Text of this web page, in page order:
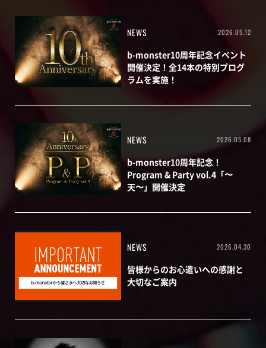
NEWS 2026.05.12
b-monster10周年記念イベント
開催決定！全14本の特別プログ
ラムを実施！
NEWS 2026.05.08
b-monster10周年記念！
Program & Party vol.4「〜
天〜」開催決定
NEWS 2026.04.30
皆様からのお心遣いへの感謝と
大切なご案内